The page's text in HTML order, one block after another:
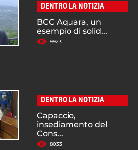
DENTRO LA NOTIZIA
BCC Aquara, un
esempio di solid...
9923
DENTRO LA NOTIZIA
Capaccio,
insediamento del
Cons...
8033